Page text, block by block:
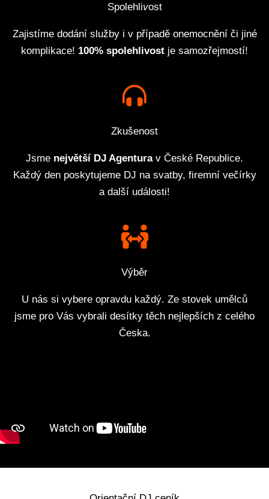
Spolehlivost
Zajistíme dodání služby i v případě onemocnění či jiné
komplikace! 100% spolehlivost je samozřejmostí!
Zkušenost
Jsme největší DJ Agenturav České Republice.
Každý den poskytujeme DJ na svatby, firemní večírky
a další události!
Výběr
U nás si vybere opravdu každý. Ze stovek umělců
jsme pro Vás vybrali desítky těch nejlepších z celého
Česka.